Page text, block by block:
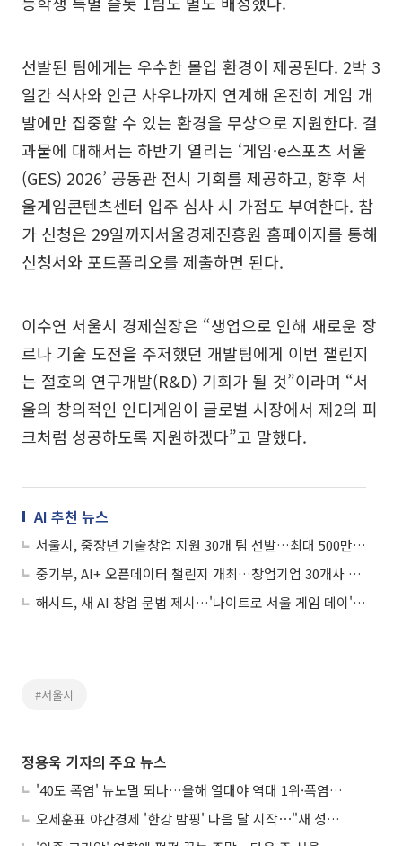
선발된 팀에게는 우수한 몰입 환경이 제공된다. 2박 3
일간 식사와 인근 사우나까지 연계해 온전히 게임 개
발에만 집중할 수 있는 환경을 무상으로 지원한다. 결
과물에 대해서는 하반기 열리는 ‘게임·e스포츠 서울
(GES) 2026’ 공동관 전시 기회를 제공하고, 향후 서
울게임콘텐츠센터 입주 심사 시 가점도 부여한다. 참
가 신청은 29일까지서울경제진흥원 홈페이지를 통해
신청서와 포트폴리오를 제출하면 된다.
이수연 서울시 경제실장은 “생업으로 인해 새로운 장
르나 기술 도전을 주저했던 개발팀에게 이번 챌린지
는 절호의 연구개발(R&D) 기회가 될 것”이라며 “서
울의 창의적인 인디게임이 글로벌 시장에서 제2의 피
크처럼 성공하도록 지원하겠다”고 말했다.
AI 추천 뉴스
서울시, 중장년 기술창업 지원 30개 팀 선발…최대 500만원 지원
중기부, AI+ 오픈데이터 챌린지 개최…창업기업 30개사 본선 선발
해시드, 새 AI 창업 문법 제시…'나이트로 서울 게임 데이' 개최
#서울시
정용욱 기자의 주요 뉴스
'40도 폭염' 뉴노멀 되나…올해 열대야 역대 1위·폭염일수 평년 3배 넘어
오세훈표 야간경제 '한강 밤핑' 다음 달 시작⋯"새 성장동력 만들 것"